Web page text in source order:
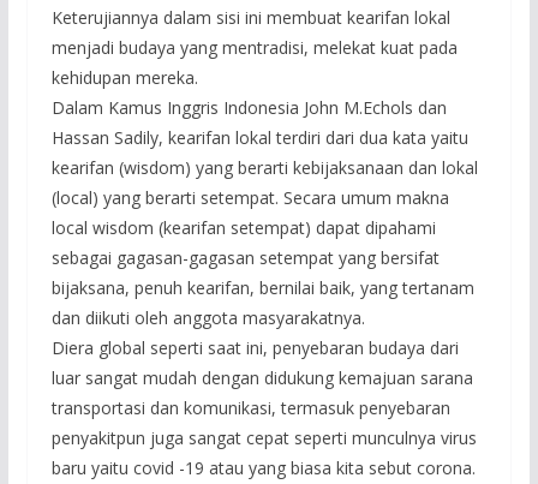
Keterujiannya dalam sisi ini membuat kearifan lokal
menjadi budaya yang mentradisi, melekat kuat pada
kehidupan mereka.
Dalam Kamus Inggris Indonesia John M.Echols dan
Hassan Sadily, kearifan lokal terdiri dari dua kata yaitu
kearifan (wisdom) yang berarti kebijaksanaan dan lokal
(local) yang berarti setempat. Secara umum makna
local wisdom (kearifan setempat) dapat dipahami
sebagai gagasan-gagasan setempat yang bersifat
bijaksana, penuh kearifan, bernilai baik, yang tertanam
dan diikuti oleh anggota masyarakatnya.
Diera global seperti saat ini, penyebaran budaya dari
luar sangat mudah dengan didukung kemajuan sarana
transportasi dan komunikasi, termasuk penyebaran
penyakitpun juga sangat cepat seperti munculnya virus
baru yaitu covid -19 atau yang biasa kita sebut corona.